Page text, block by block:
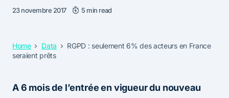
23 novembre 2017 5 min read
Home Data
RGPD : seulement 6% des acteurs en France
seraient prêts
A 6 mois de l’entrée en vigueur du nouveau